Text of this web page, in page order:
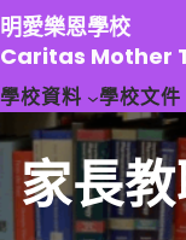
跳
至
主
要
容
明愛樂恩學校
Caritas Mother
學校資料 學校文件
家長